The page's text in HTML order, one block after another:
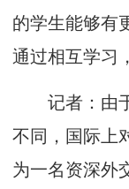
的学生能够有
通过相互学习
记者：由于
不同，国际上
为一名资深外